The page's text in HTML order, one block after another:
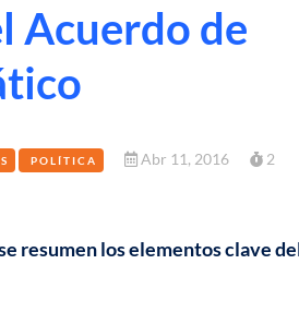
Acuerdo de
POLÍTICA Abr 11, 2016
2
resumen los elementos clave